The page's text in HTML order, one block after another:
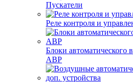
Пускатели
Реле контроля и
Блоки автоматического
АВР